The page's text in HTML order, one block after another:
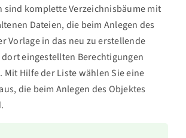
sind komplette Verzeichnisbäume mit
Dateien, die beim Anlegen des
Vorlage in das neu zu erstellende
eingestellten Berechtigungen
Hilfe der Liste wählen Sie eine
die beim Anlegen des Objektes